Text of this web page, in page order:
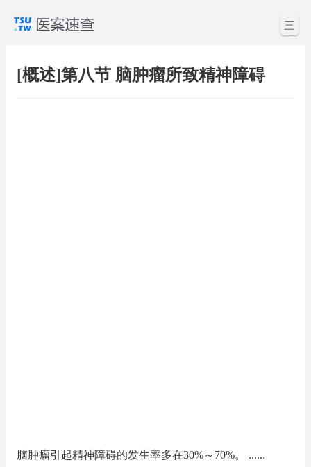
三
[概述]第八节 脑肿瘤所致精神障碍
脑肿瘤引起精神障碍的发生率多在30%～70%。 ......